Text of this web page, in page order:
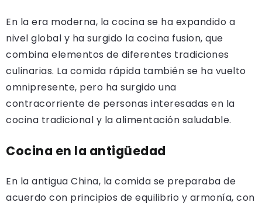
En la era moderna, la cocina se ha expandido a
nivel global y ha surgido la cocina fusion, que
combina elementos de diferentes tradiciones
culinarias. La comida rápida también se ha vuelto
omnipresente, pero ha surgido una
contracorriente de personas interesadas en la
cocina tradicional y la alimentación saludable.
Cocina en la antigüedad
En la antigua China, la comida se preparaba de
acuerdo con principios de equilibrio y armonía, con